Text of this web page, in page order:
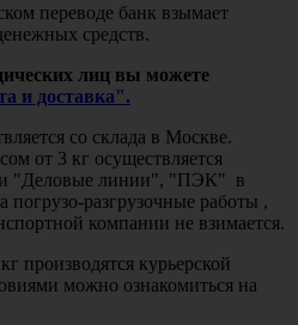
переводе банк взымает
средств.
лиц вы можете
и доставка".
со склада в Москве.
от 3 кг осуществляется
"Деловые линии", "ПЭК" в
разгрузочные работы ,
компании не взимается.
производятся курьерской
можно ознакомиться на